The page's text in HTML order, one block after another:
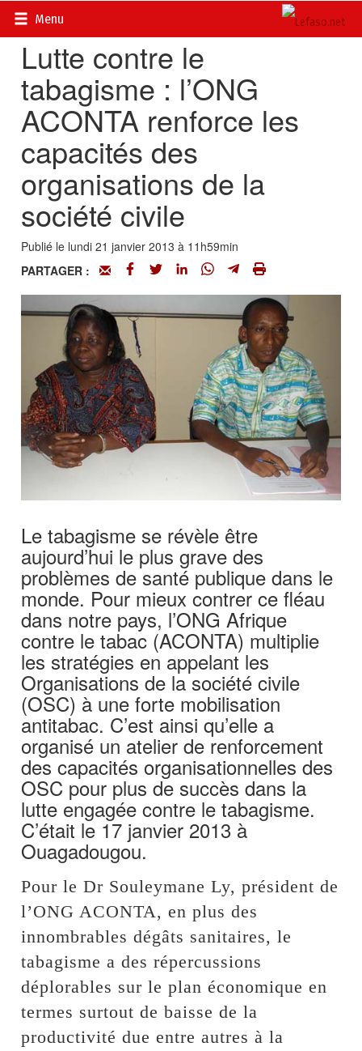
Menu
Accueil>
Lutte contre le
tabagisme : l’ONG
ACONTA renforce les
capacités des
organisations de la
société civile
Publié le lundi 21 janvier 2013 à 11h59min
PARTAGER :
Le tabagisme se révèle être
aujourd’hui le plus grave des
problèmes de santé publique dans le
monde. Pour mieux contrer ce fléau
dans notre pays, l’ONG Afrique
contre le tabac (ACONTA) multiplie
les stratégies en appelant les
Organisations de la société civile
(OSC) à une forte mobilisation
antitabac. C’est ainsi qu’elle a
organisé un atelier de renforcement
des capacités organisationnelles des
OSC pour plus de succès dans la
lutte engagée contre le tabagisme.
C’était le 17 janvier 2013 à
Ouagadougou.
Pour le Dr Souleymane Ly, président de
l’ONG ACONTA, en plus des
innombrables dégâts sanitaires, le
tabagisme a des répercussions
déplorables sur le plan économique en
termes surtout de baisse de la
productivité due entre autres à la